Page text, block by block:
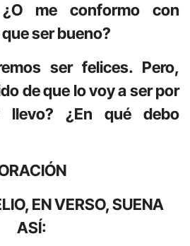
¿O me conformo con
ser bueno?
ser felices. Pero,
de que lo voy a ser por
llevo? ¿En qué debo
EN VERSO, SUENA
ASÍ: